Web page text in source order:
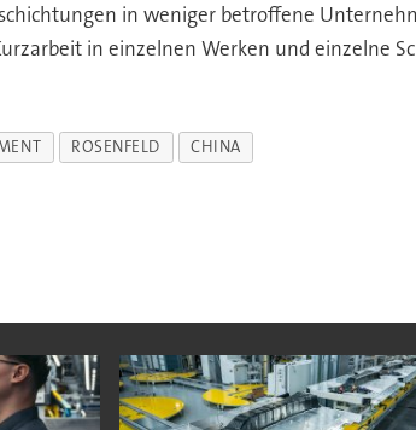
in weniger betroffene
in einzelnen Werken und einzelne
ROSENFELD CHINA